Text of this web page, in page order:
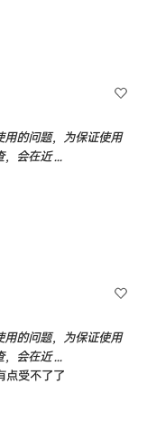
的问题，为保证使用
会在近 ...
的问题，为保证使用
会在近 ...
点受不了了